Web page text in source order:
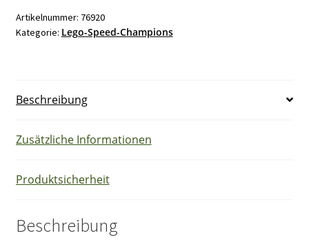
Ford
Mustang
Menge
Artikelnummer: 76920
Kategorie: Lego-Speed-Champions
Beschreibung
Zusätzliche Informationen
Produktsicherheit
Beschreibung